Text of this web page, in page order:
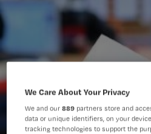
We Care About Your Privacy
We and our889 partners store and
data or unique identifiers, on your
tracking technologies to support the